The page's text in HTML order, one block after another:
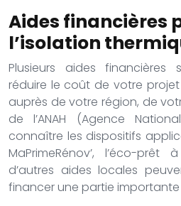
Aides financières
l’isolation
Plusieurs aides financières
réduire le coût de votre projet
auprès de votre région, de
de l’ANAH (Agence
connaître les dispositifs
MaPrimeRénov’, l’éco-
d’autres aides locales
financer une partie